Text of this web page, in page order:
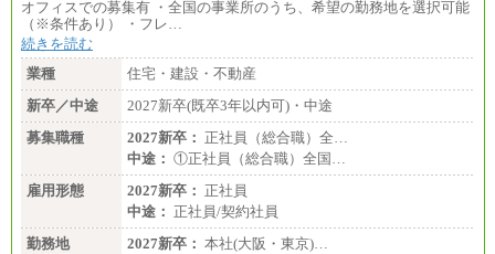
オフィスでの募集有 ・全国の事業所のうち、希望の勤務地を選択可能
（※条件あり） ・フレ…
続きを読む
業種
住宅・建設・不動産
新卒／中途
2027新卒(既卒3年以内可)・中途
募集職種
2027新卒： 正社員（総合職）全…
中途： ①正社員（総合職）全国…
雇用形態
2027新卒： 正社員
中途： 正社員/契約社員
勤務地
2027新卒： 本社(大阪・東京)…